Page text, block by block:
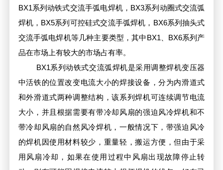
BX1系列动铁式交流手弧电焊机，BX3系列动圈式交流弧
焊机，BX5系列可控硅式交流手弧焊机，BX6系列抽头式
交流手弧电焊机等几种主要类型，其中BX1、BX6系列产
品在市场上有较大的市场占有率。
BX1系列动铁式交流弧焊机是采用调整焊机变压器
中活铁的位置改变电流大小的焊接设备，分为内滑道式
和外滑道式两种调整结构，该系列焊机可连续调节电流
大小，并且根据需要有带冷却风扇的强迫风冷焊机和不
带冷却风扇的自然风冷焊机，一般情况下，带强迫风冷
的焊机因使用材料较少，重量轻，搬运方便，但由于采
用风扇冷却，如果在使用过程中风扇出现故障停止转